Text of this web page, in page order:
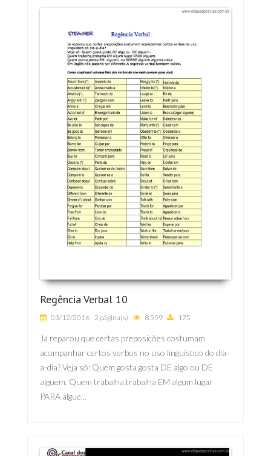
Regência Verbal 10
03/12/2016 2 página(s) 8.599 175
Ja reparou que certas preposições costumam
acompanhar certos verbos no uso linguístico do dia-
a-dia? Veja só: Quem gosta gosta DE algo ou DE
alguem. Quem trabalha,trabalha EM algum lugar
PARA algue...